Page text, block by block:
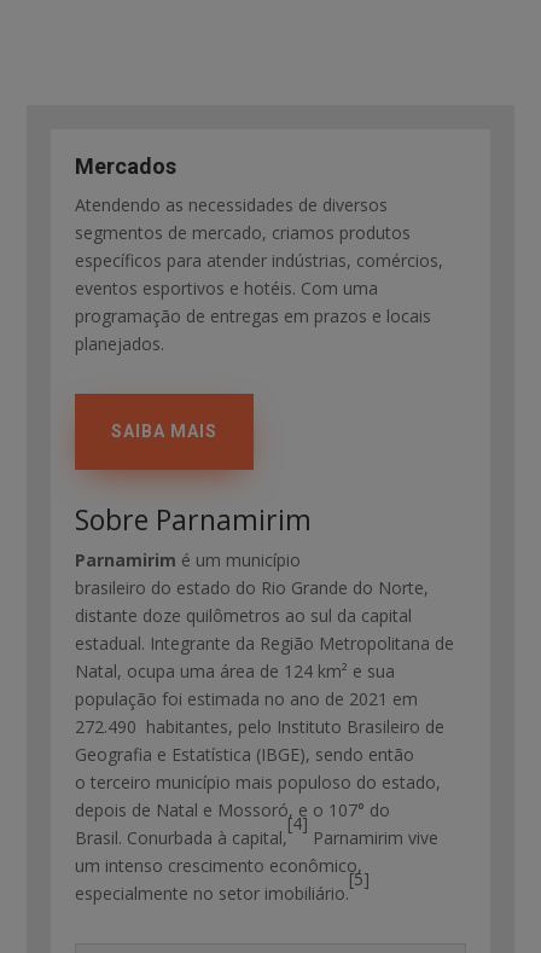
Mercados
Atendendo as necessidades de diversos
segmentos de mercado, criamos produtos
específicos para atender indústrias, comércios,
eventos esportivos e hotéis. Com uma
programação de entregas em prazos e locais
planejados.
SAIBA MAIS
Sobre Parnamirim
Parnamirim é um município
brasileiro do estado do Rio Grande do Norte,
distante doze quilômetros ao sul da capital
estadual. Integrante da Região Metropolitana de
Natal, ocupa uma área de 124 km² e sua
população foi estimada no ano de 2021 em
272.490 habitantes, pelo Instituto Brasileiro de
Geografia e Estatística (IBGE), sendo então
o terceiro município mais populoso do estado,
depois de Natal e Mossoró, e o 107° do
Brasil. Conurbada à capital,
[4]
Parnamirim vive
um intenso crescimento econômico,
especialmente no setor imobiliário.
[5]